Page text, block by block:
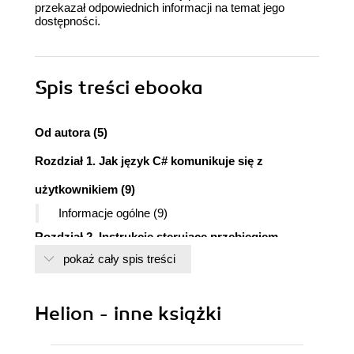
przekazał odpowiednich informacji na temat jego
dostępności.
Spis treści ebooka
Od autora (5)
Rozdział 1. Jak język C# komunikuje się z
użytkownikiem (9)
Informacje ogólne (9)
Rozdział 2. Instrukcje sterujące przebiegiem
programu - instrukcje wyboru (17)
Instrukcja if ... else (18)
Instrukcja switch ... case (18)
pokaż cały spis treści
Helion - inne książki